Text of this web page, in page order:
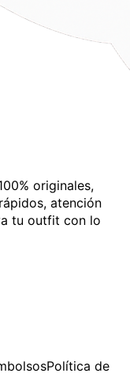
originales,
atención
tu outfit con lo
Política de